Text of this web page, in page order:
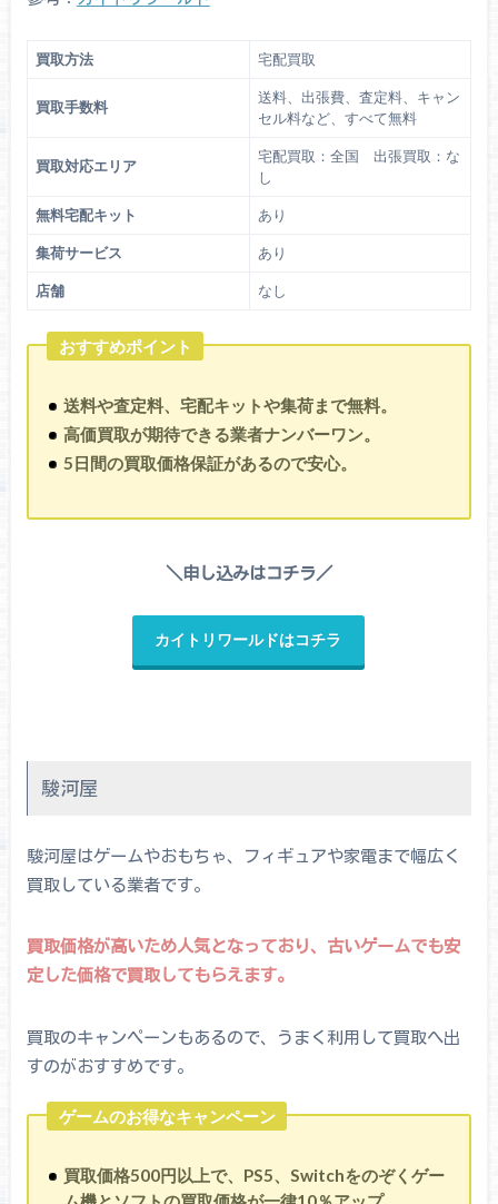
買取方法 宅配買取
買取手数料
送料、出張費、査定料、キャン
セル料など、すべて無料
買取対応エリア
宅配買取：全国 出張買取：な
し
無料宅配キット あり
集荷サービス あり
店舗 なし
おすすめポイント
送料や査定料、宅配キットや集荷まで無料。
高価買取が期待できる業者ナンバーワン。
5日間の買取価格保証があるので安心。
＼申し込みはコチラ／
カイトリワールドはコチラ
駿河屋
駿河屋はゲームやおもちゃ、フィギュアや家電まで幅広く
買取している業者です。
買取価格が高いため人気となっており、古いゲームでも安
定した価格で買取してもらえます。
買取のキャンペーンもあるので、うまく利用して買取へ出
すのがおすすめです。
ゲームのお得なキャンペーン
買取価格500円以上で、PS5、Switchをのぞくゲー